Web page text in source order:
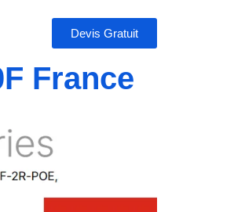
Devis Gratuit
France